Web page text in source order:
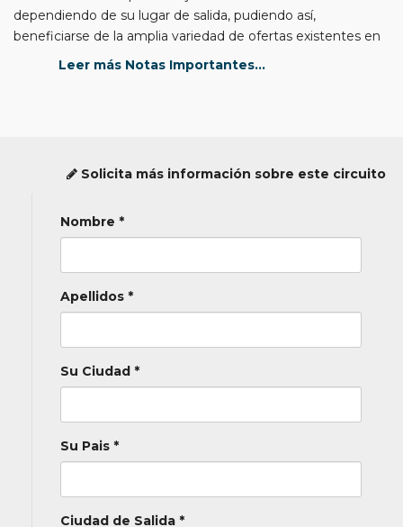
dependiendo de su lugar de salida, pudiendo así,
beneficiarse de la amplia variedad de ofertas existentes en
el mercado.
antes de la fecha de salida.
- Para 4 personas en 2 habitaciones dobles, el precio por
persona será de 560 €
- Este viaje se puede organizar tanbién con chofer-guía de
habla hispana (consultar)
Leer más Notas Importantes...
Solicita más información sobre este circuito
Nombre *
Apellidos *
Su Ciudad *
Su Pais *
Ciudad de Salida *